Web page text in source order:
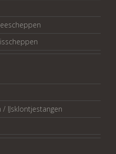
IJsklontjestangen